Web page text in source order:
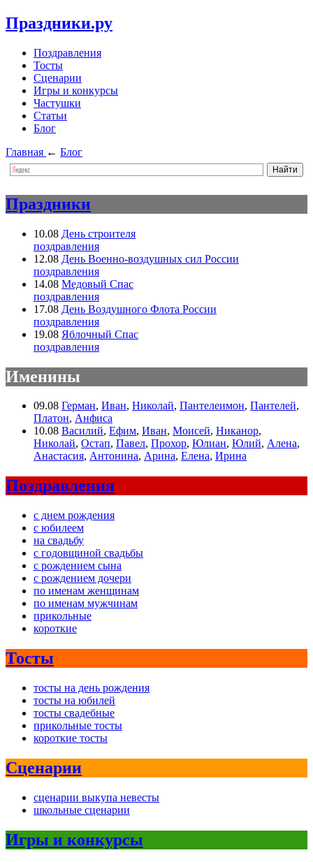
Праздники.ру
Поздравления
Тосты
Сценарии
Игры и конкурсы
Частушки
Статьи
Блог
Главная ← Блог
Праздники
10.08 День строителя
поздравления
12.08 День Военно-воздушных сил России
поздравления
14.08 Медовый Спас
поздравления
17.08 День Воздушного Флота России
поздравления
19.08 Яблочный Спас
поздравления
Именины
09.08 Герман, Иван, Николай, Пантелеимон, Пантелей,
Платон, Анфиса
10.08 Василий, Ефим, Иван, Моисей, Никанор,
Николай, Остап, Павел, Прохор, Юлиан, Юлий, Алена,
Анастасия, Антонина, Арина, Елена, Ирина
Поздравления
с днем рождения
с юбилеем
на свадьбу
с годовщиной свадьбы
с рождением сына
с рождением дочери
по именам женщинам
по именам мужчинам
прикольные
короткие
Тосты
тосты на день рождения
тосты на юбилей
тосты свадебные
прикольные тосты
короткие тосты
Сценарии
сценарии выкупа невесты
школьные сценарии
Игры и конкурсы